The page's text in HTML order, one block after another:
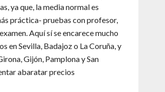
ya que, la media normal es
práctica- pruebas con profesor,
Aquí sí se encarece mucho
en Sevilla, Badajoz o La Coruña, y
Gijón, Pamplona y San
abaratar precios